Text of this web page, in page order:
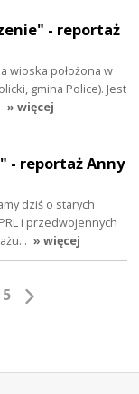
- reportaż
wioska położona w
gmina Police). Jest
» więcej
- reportaż Anny
dziś o starych
i przedwojennych
» więcej
5